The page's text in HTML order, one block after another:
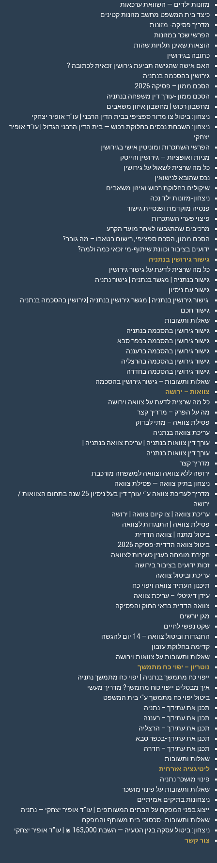
מזונות ילדים — השוואת ערכאות
כיצד בית המשפט מחשב מזונות קטינים
מדריך פסיקה- מזונות
הפרשי שכר במזונות
הוצאות שאינן תלויות שהות
כתובה בגירושין
האם אישה שהגישה תביעת גירושין זכאית לכתובה ?
גירושין בהסכמה בנתניה
הסכם ממון – פסיקה 2026
הסכם ממון -עורך דין משפחה בנתניה
מחשבון רכוש | מחשבון איזון משאבים
ניצחון: ביטול צו מדור ספציפי בבית הדין הרבני | עו"ד אופיר יצחקי
ניצחון: השבחת נכסים בחלוקת רכוש — בית הדין הרבני הגדול | עו"ד אופיר
יצחקי
הפרשי השתכרות ומוניטין אישי בגירושין
מניות ואופציות — גירושין והייטק
כל מה שרצית לשאול על גירושין
נכס שהובא לנישואין
שיקולים בחלוקת רכוש ואיזון משאבים
ניצחון-מזונות ילד נכה
פנסיה מוקדמת ופנסיית גישור
פיצוי פערי השתכרות
מרכיבים שהתגבשו לאחר מועד הקרע
הסכם ממון, הסכם ספציפי, רישום בטאבו – מה גובר?
ידועים בציבור וכוונת שיתוף-מי זכאי כמה ולמה?
גישור גירושין בנתניה
כל מה שרצית לדעת על גישור גירושין
גישור בנתניה | מגשר בנתניה | גישור נתניה
גישור עם ניסיון
גישור גירושין בנתניה | מגשר גירושין בנתניה |גירושין בהסכמה בנתניה
גישור חכם
שאלות ותשובות
גישור גירושין בהסכמה בנתניה
גישור גירושין בהסכמה בכפר סבא
גישור גירושין בהסכמה ברעננה
גישור גירושין בהסכמה בהרצליה
גישור גירושין בהסכמה בחדרה
שאלות ותשובות – גישור גירושין בהסכמה
צוואות – ירושה
כל מה שרצית לדעת על צוואה וירושה
מה על הפרק – מדריך קצר
פסילת צוואה – מתי לבדוק
עריכת צוואה בנתניה
עורך דין צוואות בנתניה | עריכת צוואה בנתניה |
עורך דין צוואות בנתניה
מדריך קצר
ירושה ללא צוואה וצוואה למשפחה מורכבת
ניצחון בתיק צוואה — פסילת צוואה
מדריך לעריכת צוואה ע"י עורך דין בעל ניסיון 25 שנה בתחום הצוואות /
ירושה
עריכת צוואה | צו קיום צוואה | ירושה
פסילת צוואה | התנגדות לצוואה
ביטול מתנה | צוואה הדדית
ביטול צוואה הדדית-פסיקה 2026
חקירת מומחה בענין כשירות לצוואה
זכות ידועים בציבור בירושה
עריכת וביטול צוואה
תיכנון העתיד צוואה ויפוי כח
עידן דיגיטלי – עריכת צוואה
צוואה הדדית בראי החוק והפסיקה
מגן יורשים
שקט נפשי לחיים
התנגדות וביטול צוואה – 14 יום להגשה
קדימה בחלוקת עזבון
שאלות ותשובות על צוואות וירושה
נוטריון – יפוי כח מתמשך
ייפוי כח מתמשך בנתניה | יפוי כח מתמשך נתניה
איך מבטלים ייפוי כוח מתמשך? מדריך מעשי
ביטול יפוי כח מתמשך ע"י בית המשפט
תכנן את עתידך – נתניה
תכנן את עתידך – רעננה
תכנן את עתידך – הרצליה
תכנן את עתידך-בכפר סבא
תכנן את עתידך – חדרה
שאלות ותשובות
ליטיגציה אזרחית
פינוי מושכר נתניה
שאלות ותשובות על פינוי מושכר
ניצחונות בתיקים אמיתיים
ייצוג בפני המפקח על הבתים המשותפים | עו"ד אופיר יצחקי — נתניה
שאלות ותשובות- סכסוכי בית משותף והמפקח
ניצחון: ביטול עסקה בגין הטעיה — השבת 163,000 ₪ | עו"ד אופיר יצחקי
צור קשר